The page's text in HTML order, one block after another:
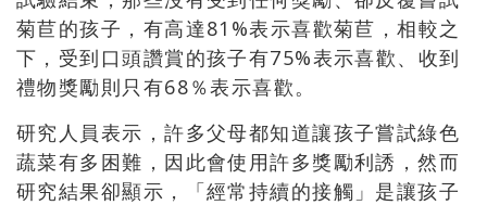
菊苣的孩子，有高達81%表示喜歡菊苣，相較之
下，受到口頭讚賞的孩子有75%表示喜歡、收到
禮物獎勵則只有68％表示喜歡。
研究人員表示，許多父母都知道讓孩子嘗試綠色
蔬菜有多困難，因此會使用許多獎勵利誘，然而
研究結果卻顯示，「經常持續的接觸」是讓孩子